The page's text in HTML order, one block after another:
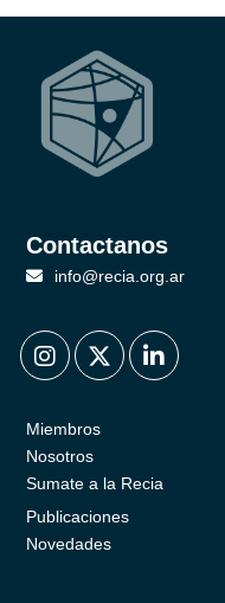
Contactanos
info@recia.org.ar
. . .
Miembros
Nosotros
Sumate a la Recia
Publicaciones
Novedades